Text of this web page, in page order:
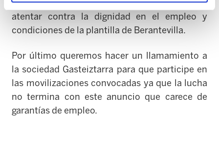
dispongamos cada vez que se amenace con
atentar contra la dignidad en el empleo y
condiciones de la plantilla de Berantevilla.
Por último queremos hacer un llamamiento a
la sociedad Gasteiztarra para que participe en
las movilizaciones convocadas ya que la lucha
no termina con este anuncio que carece de
garantías de empleo.